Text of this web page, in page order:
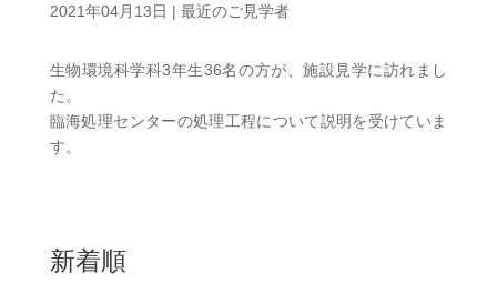
2021年04月13日 | 最近のご見学者
生物環境科学科3年生36名の方が、施設見学に訪れまし
た。
臨海処理センターの処理工程について説明を受けていま
す。
新着順